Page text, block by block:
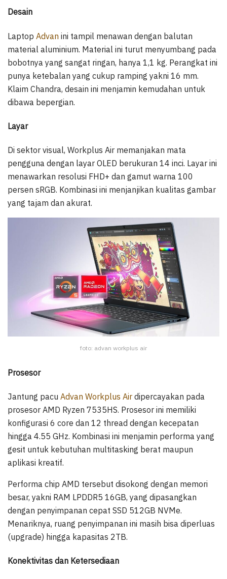
Desain
Laptop Advan ini tampil menawan dengan balutan
material aluminium. Material ini turut menyumbang pada
bobotnya yang sangat ringan, hanya 1,1 kg. Perangkat ini
punya ketebalan yang cukup ramping yakni 16 mm.
Klaim Chandra, desain ini menjamin kemudahan untuk
dibawa bepergian.
Layar
Di sektor visual, Workplus Air memanjakan mata
pengguna dengan layar OLED berukuran 14 inci. Layar ini
menawarkan resolusi FHD+ dan gamut warna 100
persen sRGB. Kombinasi ini menjanjikan kualitas gambar
yang tajam dan akurat.
foto: advan workplus air
Prosesor
Jantung pacu Advan Workplus Air dipercayakan pada
prosesor AMD Ryzen 7535HS. Prosesor ini memiliki
konfigurasi 6 core dan 12 thread dengan kecepatan
hingga 4.55 GHz. Kombinasi ini menjamin performa yang
gesit untuk kebutuhan multitasking berat maupun
aplikasi kreatif.
Performa chip AMD tersebut disokong dengan memori
besar, yakni RAM LPDDR5 16GB, yang dipasangkan
dengan penyimpanan cepat SSD 512GB NVMe.
Menariknya, ruang penyimpanan ini masih bisa diperluas
(upgrade) hingga kapasitas 2TB.
Konektivitas dan Ketersediaan